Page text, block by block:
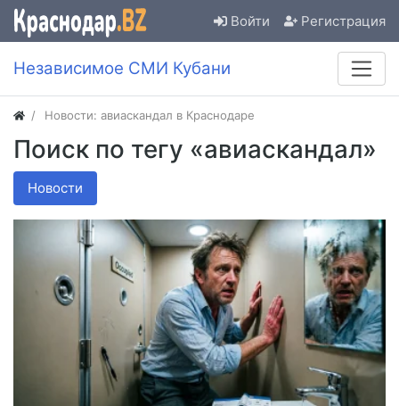
Войти Регистрация
Независимое СМИ Кубани
Новости: авиаскандал в Краснодаре
Поиск по тегу «авиаскандал»
Новости